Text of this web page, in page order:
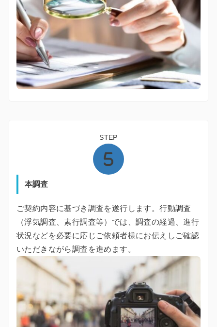
STEP
本調査
ご契約内容に基づき調査を遂行します。行動調査
（浮気調査、素行調査等）では、調査の経過、進行
状況などを必要に応じご依頼者様にお伝えしご確認
いただきながら調査を進めます。